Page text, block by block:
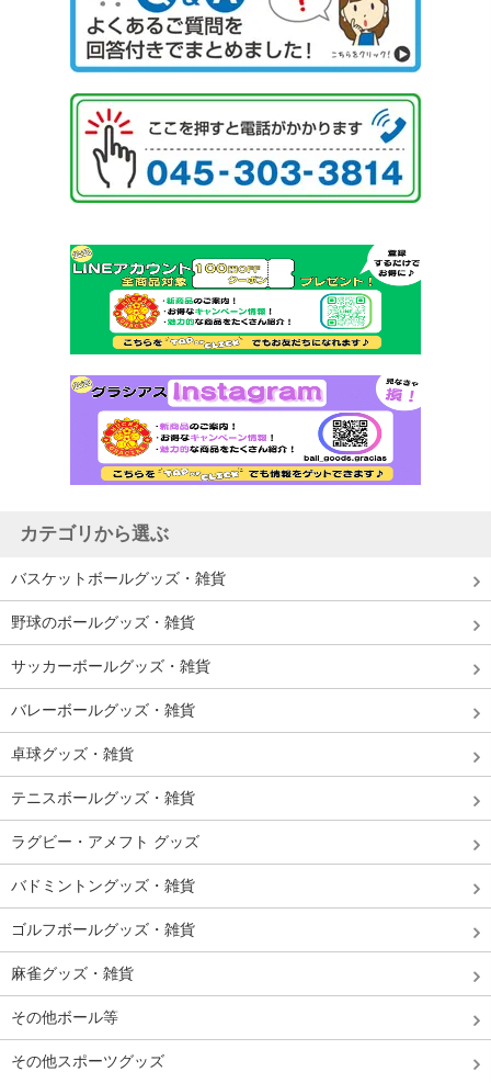
カテゴリから選ぶ
バスケットボールグッズ・雑貨
野球のボールグッズ・雑貨
サッカーボールグッズ・雑貨
バレーボールグッズ・雑貨
卓球グッズ・雑貨
テニスボールグッズ・雑貨
ラグビー・アメフト グッズ
バドミントングッズ・雑貨
ゴルフボールグッズ・雑貨
麻雀グッズ・雑貨
その他ボール等
その他スポーツグッズ